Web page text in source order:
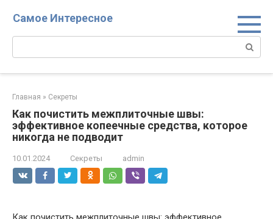
Самое Интересное
Поиск:
Главная » Секреты
Как почистить межплиточные швы:
эффективное копеечные средства, которое
никогда не подводит
10.01.2024 Секреты admin